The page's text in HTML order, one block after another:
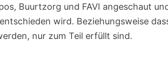
Buurtzorg und FAVI angeschaut
wird. Beziehungsweise
nur zum Teil erfüllt sind.